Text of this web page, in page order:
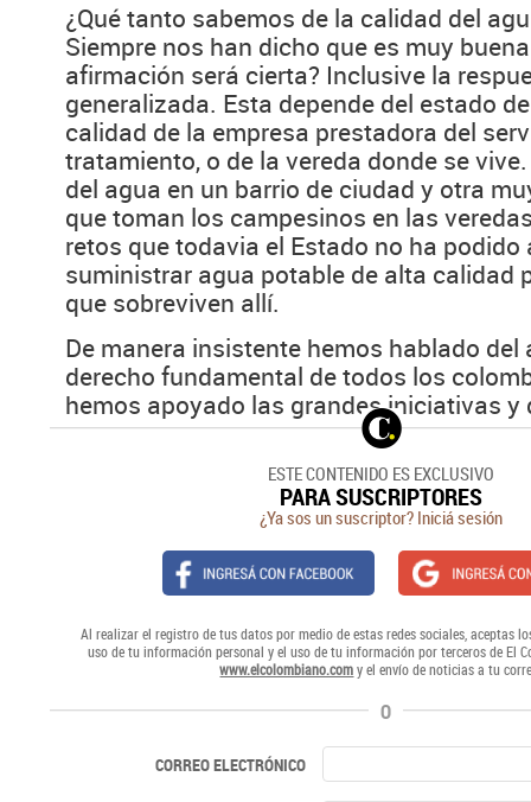
¿Qué tanto sabemos de la calidad del
Siempre nos han dicho que es muy
afirmación será cierta? Inclusive la
generalizada. Esta depende del estado
calidad de la empresa prestadora del
tratamiento, o de la vereda donde se
del agua en un barrio de ciudad y otra
que toman los campesinos en las
retos que todavia el Estado no ha podido
suministrar agua potable de alta calidad
que sobreviven allí.
De manera insistente hemos hablado del
derecho fundamental de todos los
hemos apoyado las grandes iniciativas y
ESTE CONTENIDO ES EXCLUSIVO
PARA SUSCRIPTORES
¿Ya sos un suscriptor? Iniciá sesión
Al realizar el registro de tus datos por medio de estas redes sociales, aceptas
uso de tu información personal y el uso de tu información por terceros de El
www.elcolombiano.comy el envío de noticias a tu
O
CORREO ELECTRÓNICO